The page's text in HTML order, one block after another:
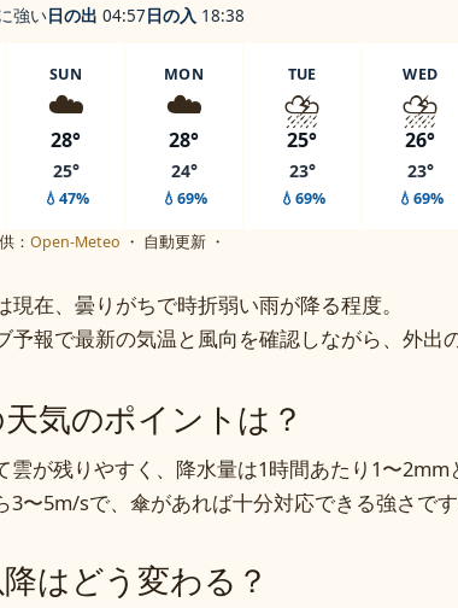
強い日の出 04:57日の入 18:38
SUN
☁️
28°
25°
💧47%
MON
☁️
28°
24°
💧69%
TUE
⛈️
25°
23°
💧69%
WED
⛈️
26°
23°
💧69%
： Open-Meteo ・ 自動更新 ・
現在、曇りがちで時折弱い雨が降る程度。
予報で最新の気温と風向を確認しながら、外出
気のポイントは？
雲が残りやすく、降水量は1時間あたり1〜2mm
3〜5m/sで、傘があれば十分対応できる強さです
はどう変わる？